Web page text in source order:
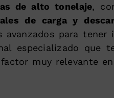
de alto tonelaje,
de carga y
para tener
especializado que
muy relevante